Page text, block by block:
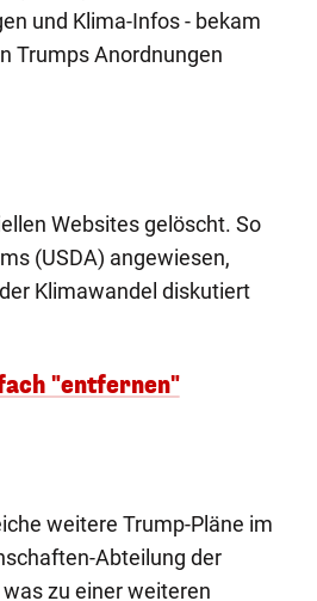
und Klima-Infos - bekam
Trumps Anordnungen
Websites gelöscht. So
(USDA) angewiesen,
Klimawandel diskutiert
"entfernen"
weitere Trump-Pläne im
Abteilung der
zu einer weiteren